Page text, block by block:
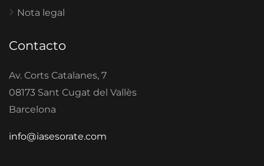
Nota legal
Contacto
Av. Corts Catalanes, 7
08173 Sant Cugat del Vallès
Barcelona
info@iasesorate.com